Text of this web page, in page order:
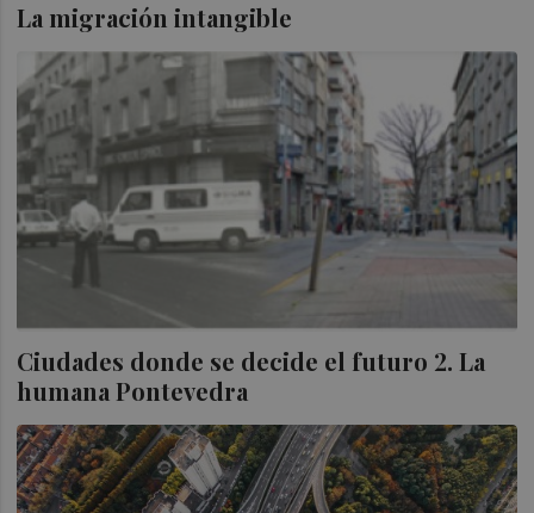
La migración intangible
Ciudades donde se decide el futuro 2. La
humana Pontevedra